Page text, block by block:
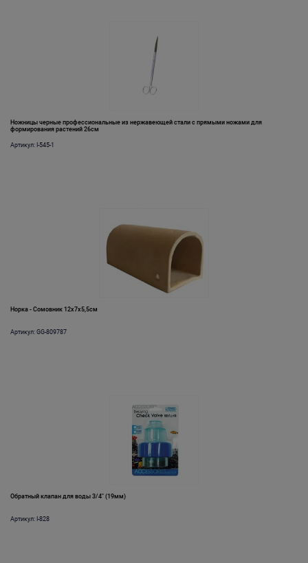
Ножницы черные профессиональные из нержавеющей стали с прямыми ножами для
формирования растений 26см
Артикул: I-545-1
Норка - Сомовник 12x7x5,5см
Артикул: GG-809787
Обратный клапан для воды 3/4" (19мм)
Артикул: I-828